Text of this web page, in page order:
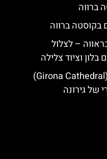
ברווה
ברווה
– לצלול
וציוד צלילה
קתדרלת גירונה (Girona Cathedral)
של גירונה